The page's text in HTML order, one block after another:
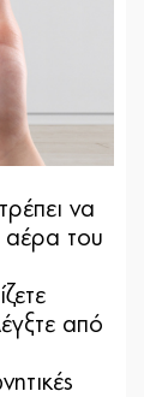
να
αέρα του
από